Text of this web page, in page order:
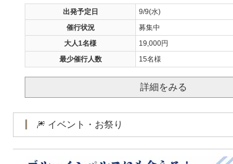
出発予定日
9/9(水)
催行状況
募集中
大人1名様
19,000円
最少催行人数
15名様
詳細をみる
🎆 イベント・お祭り